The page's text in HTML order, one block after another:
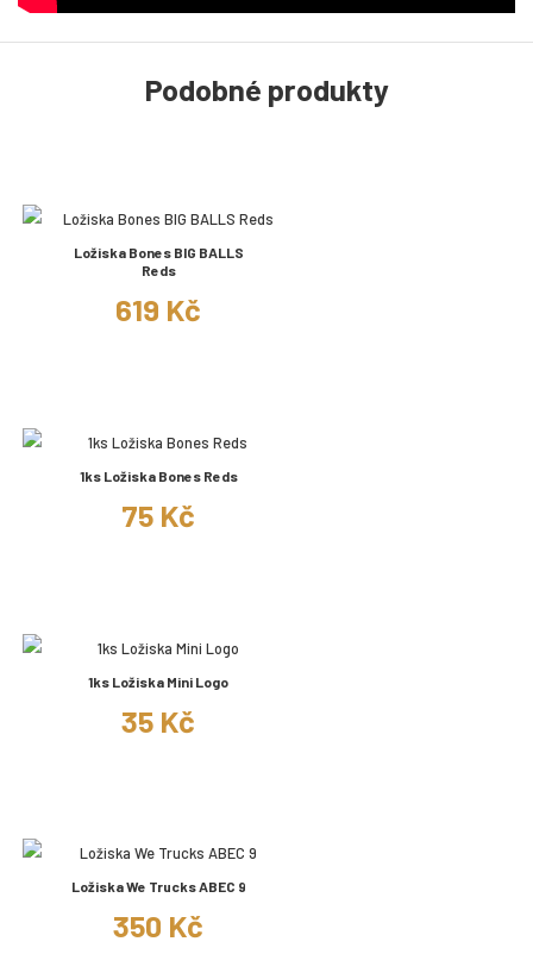
Podobné produkty
Ložiska Bones BIG BALLS
Reds
619 Kč
1ks Ložiska Bones Reds
75 Kč
1ks Ložiska Mini Logo
35 Kč
Ložiska We Trucks ABEC 9
350 Kč